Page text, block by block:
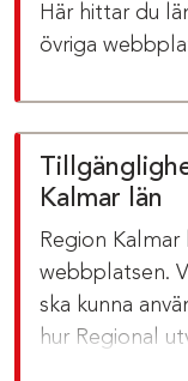
Här hittar du
övriga
Kalmar län
Region
webbplatsen.
ska kunna
hur Regional